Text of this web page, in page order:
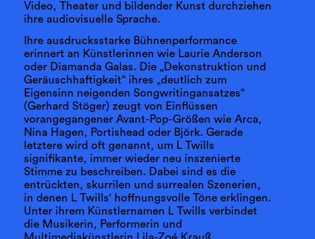
Video, Theater und bildender Kunst durchziehen
ihre audiovisuelle Sprache.
Ihre ausdrucksstarke Bühnenperformance
erinnert an Künstlerinnen wie Laurie Anderson
oder Diamanda Galas. Die „Dekonstruktion und
Geräuschhaftigkeit“ ihres „deutlich zum
Eigensinn neigenden Songwritingansatzes“
(Gerhard Stöger) zeugt von Einflüssen
vorangegangener Avant-Pop-Größen wie Arca,
Nina Hagen, Portishead oder Björk. Gerade
letztere wird oft genannt, um L Twills
signifikante, immer wieder neu inszenierte
Stimme zu beschreiben. Dabei sind es die
entrückten, skurrilen und surrealen Szenerien,
in denen L Twills‘ hoffnungsvolle Töne erklingen.
Unter ihrem Künstlernamen L Twills verbindet
die Musikerin, Performerin und